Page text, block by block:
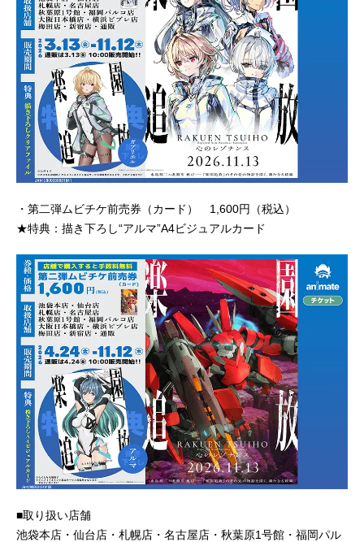
・第二弾ムビチケ前売券（カード） 1,600円（税込）
★特典：描き下ろし“アルマ”A4ビジュアルカード
■取り扱い店舗
池袋本店・仙台店・札幌店・名古屋店・秋葉原1号館・福岡パル